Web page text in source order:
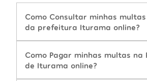
Como Consultar minhas
da prefeitura Iturama online?
Como Pagar minhas multas na
de Iturama online?